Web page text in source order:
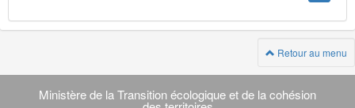
Retour au menu
Navigation
transverse
Ministère de la Transition écologique et de la cohésion